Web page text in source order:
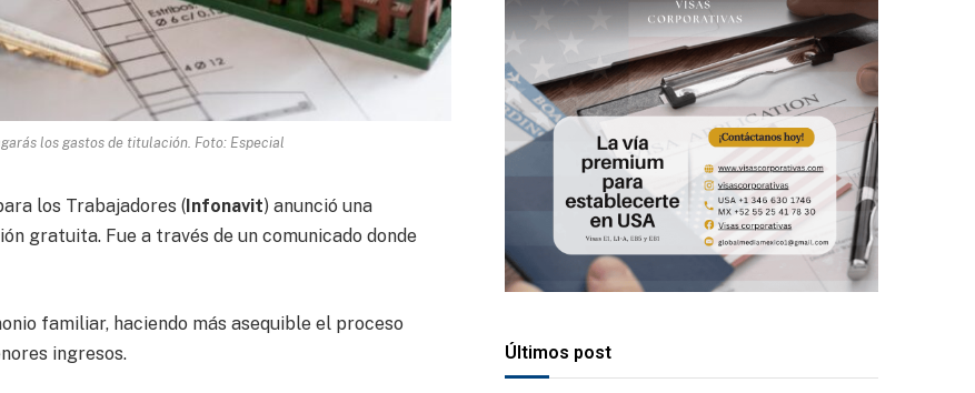
los gastos de titulación. Foto: Especial
los Trabajadores (Infonavit) anunció una
gratuita. Fue a través de un comunicado donde
familiar, haciendo más asequible el proceso
ingresos.
Últimos post